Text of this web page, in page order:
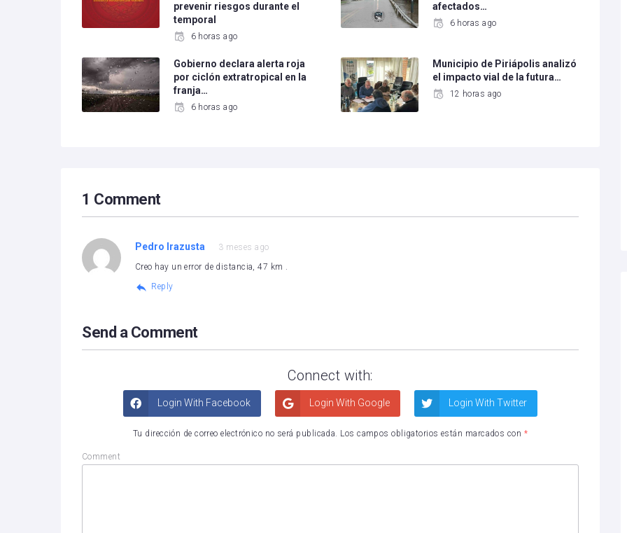
prevenir riesgos durante el
temporal
6 horas ago
afectados…
6 horas ago
Gobierno declara alerta roja
por ciclón extratropical en la
franja…
6 horas ago
Municipio de Piriápolis analizó
el impacto vial de la futura…
12 horas ago
1 Comment
Pedro Irazusta
3 meses ago
Creo hay un error de distancia, 47 km .
Reply
Send a Comment
Connect with:
Login With Facebook Login With Google Login With Twitter
Tu dirección de correo electrónico no será publicada. Los campos obligatorios están marcados con *
Comment